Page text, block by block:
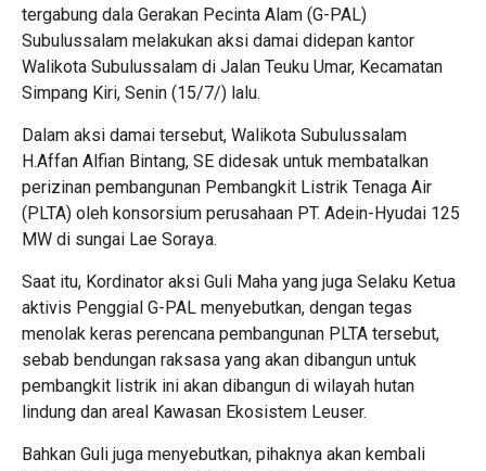
tergabung dala Gerakan Pecinta Alam (G-PAL)
Subulussalam melakukan aksi damai didepan kantor
Walikota Subulussalam di Jalan Teuku Umar, Kecamatan
Simpang Kiri, Senin (15/7/) lalu.
Dalam aksi damai tersebut, Walikota Subulussalam
H.Affan Alfian Bintang, SE didesak untuk membatalkan
perizinan pembangunan Pembangkit Listrik Tenaga Air
(PLTA) oleh konsorsium perusahaan PT. Adein-Hyudai 125
MW di sungai Lae Soraya.
Saat itu, Kordinator aksi Guli Maha yang juga Selaku Ketua
aktivis Penggial G-PAL menyebutkan, dengan tegas
menolak keras perencana pembangunan PLTA tersebut,
sebab bendungan raksasa yang akan dibangun untuk
pembangkit listrik ini akan dibangun di wilayah hutan
lindung dan areal Kawasan Ekosistem Leuser.
Bahkan Guli juga menyebutkan, pihaknya akan kembali